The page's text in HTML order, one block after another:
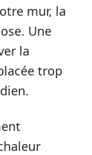
mur, la
Une
la
trop